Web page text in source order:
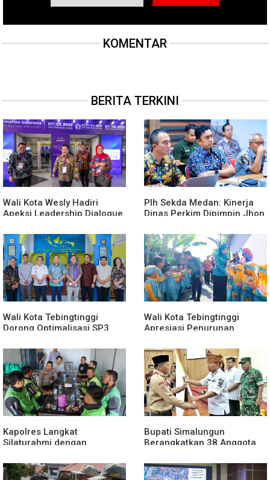
KOMENTAR
BERITA TERKINI
Wali Kota Wesly Hadiri
Apeksi Leadership Dialogue
Transformasi Digital
Plh Sekda Medan: Kinerja
Dinas Perkim Dipimpin Jhon
Kelurahan
Wali Kota Tebingtinggi
Dorong Optimalisasi SP3
Wali Kota Tebingtinggi
Apresiasi Penurunan
Kapolres Langkat
Silaturahmi dengan
Bupati Simalungun
Berangkatkan 38 Anggota
2026